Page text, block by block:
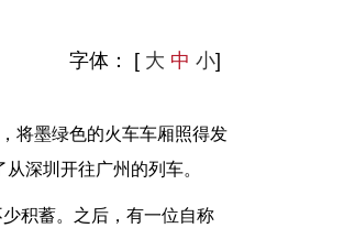
字体： [ 大 中 小]
将墨绿色的火车车厢照得发
深圳开往广州的列车。
积蓄。之后，有一位自称